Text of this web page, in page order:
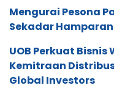
Mengurai Pesona
Sekadar
UOB Perkuat
Kemitraan
Global Investors